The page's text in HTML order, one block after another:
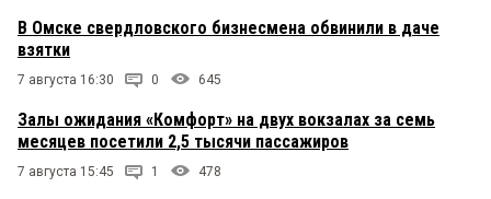
В Омске свердловского бизнесмена обвинили в даче
взятки
7 августа 16:30 0 645
Залы ожидания «Комфорт» на двух вокзалах за семь
месяцев посетили 2,5 тысячи пассажиров
7 августа 15:45 1 478